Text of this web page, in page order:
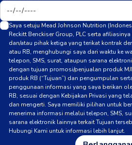
Saya setuju Mead Johnson Nutrition
Reckitt Benckiser Group, PLC serta afiliasinya
dan/atau pihak ketiga yang terikat kontrak
atau RB, menghubungi saya dari waktu ke
telepon, SMS, surat, ataupun sarana
dengan tujuan promosi/penjualan produk
produk RB (“Tujuan”) dan pengumpulan
penggunaan informasi yang saya berikan
RB, sesuai dengan Kebijakan Privasi yang
dan mengerti. Saya memiliki pilihan untuk
menerima informasi melalui telepon, SMS,
sarana elektronik lainnya terkait Tujuan
Hubungi Kami untuk informasi lebih lanjut.